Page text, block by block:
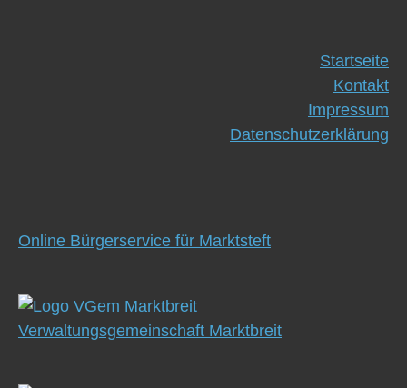
Online Bürgerservice für Marktsteft
Verwaltungsgemeinschaft Marktbreit
Startseite
Kontakt
Impressum
Datenschutzerklärung